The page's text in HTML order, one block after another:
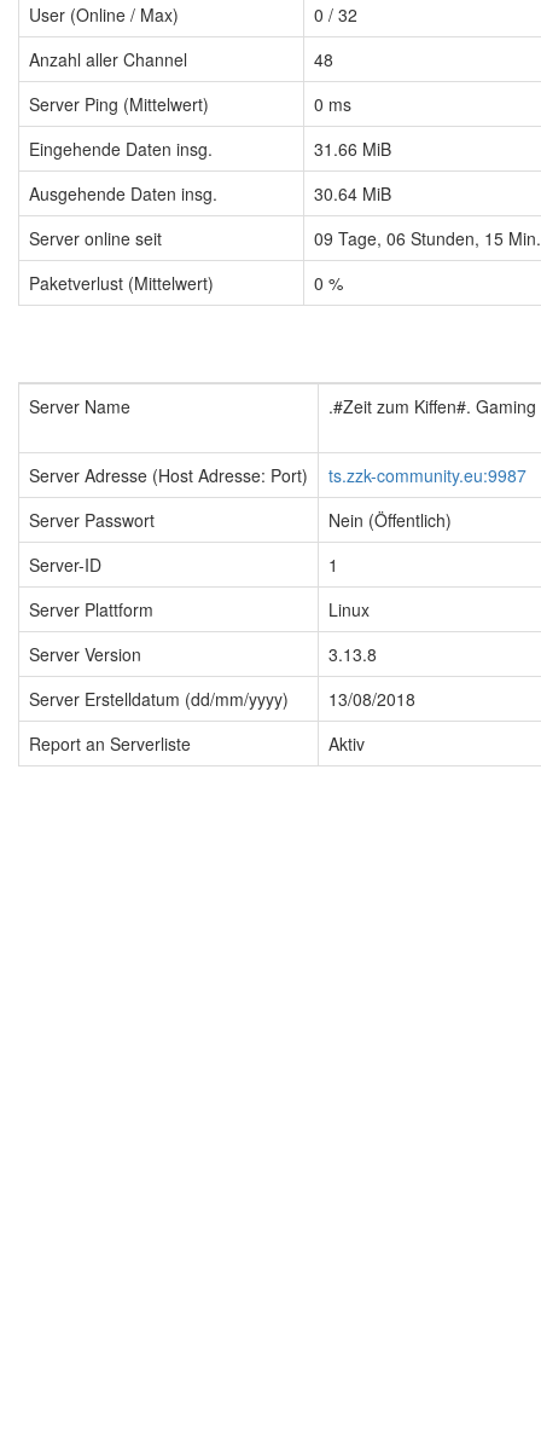
User (Online / Max)
0 / 32
Anzahl aller Channel
48
Server Ping (Mittelwert)
0 ms
Eingehende Daten insg.
31.66 MiB
Ausgehende Daten insg.
30.64 MiB
Server online seit
09 Tage, 06 Stunden, 15
Paketverlust (Mittelwert)
0 %
Server Name .#Zeit zum Kiffen#.
Server Adresse (Host Adresse: Port)
ts.zzk-community.eu:9987
Server Passwort
Nein (Öffentlich)
Server-ID
1
Server Plattform
Linux
Server Version
3.13.8
Server Erstelldatum (dd/mm/yyyy)
13/08/2018
Report an Serverliste
Aktiv